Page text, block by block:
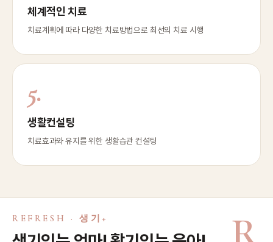
체계적인 치료
치료계획에 따라 다양한 치료방법으로 최선의 치료 시행
5.
생활컨설팅
치료효과와 유지를 위한 생활습관 컨설팅
REFRESH · 생기+